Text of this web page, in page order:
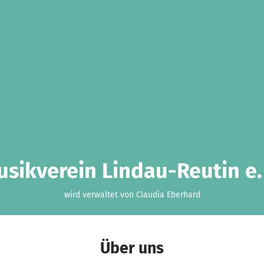
Lindau-Reutin e.
wird verwaltet von Claudia Eberhard
Über uns